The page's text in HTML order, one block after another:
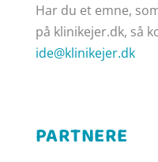
Har du et emne,
på klinikejer.dk, så
ide@klinikejer.dk
PARTNERE